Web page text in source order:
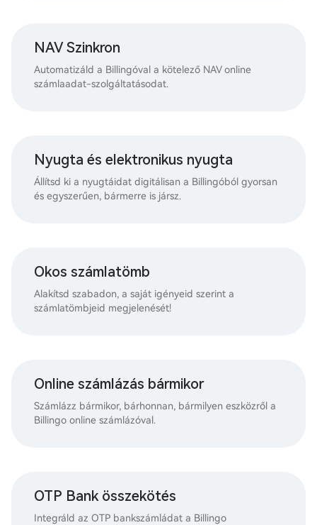
NAV Szinkron
Automatizáld a Billingóval a kötelező NAV online
számlaadat-szolgáltatásodat.
Nyugta és elektronikus nyugta
Állítsd ki a nyugtáidat digitálisan a Billingóból gyorsan
és egyszerűen, bármerre is jársz.
Okos számlatömb
Alakítsd szabadon, a saját igényeid szerint a
számlatömbjeid megjelenését!
Online számlázás bármikor
Számlázz bármikor, bárhonnan, bármilyen eszközről a
Billingo online számlázóval.
OTP Bank összekötés
Integráld az OTP bankszámládat a Billingo